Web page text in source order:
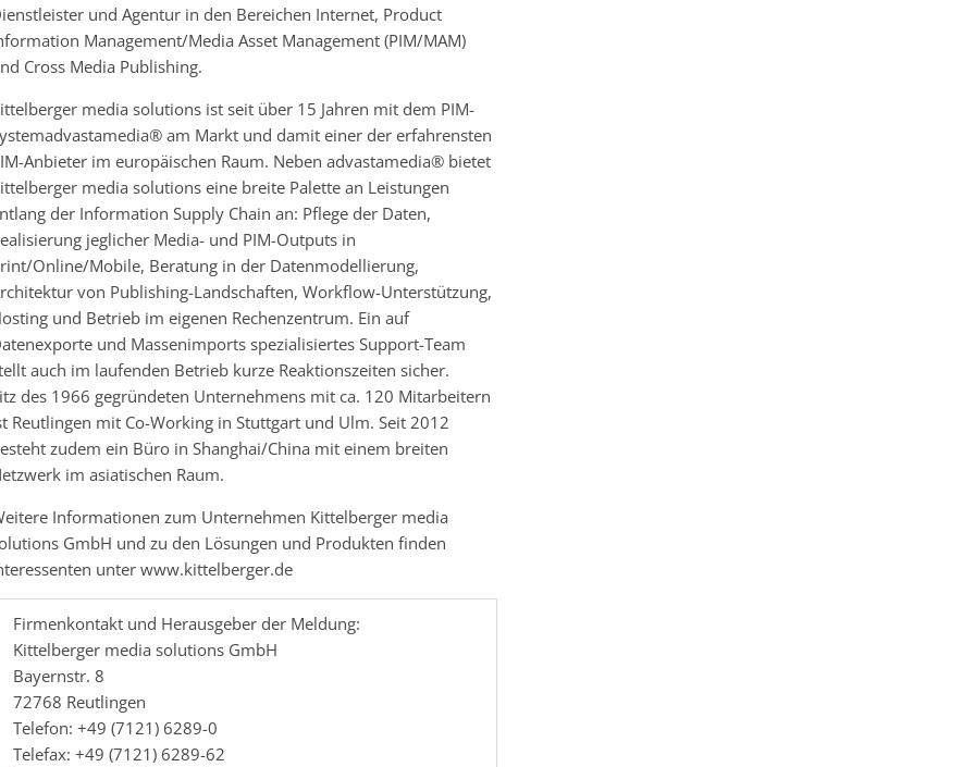
und Agentur in den Bereichen Internet, Product
Management/Media Asset Management (PIM/MAM)
Cross Media Publishing.
media solutions ist seit über 15 Jahren mit dem PIM-
am Markt und damit einer der erfahrensten
Anbieter im europäischen Raum. Neben advastamedia® bietet
media solutions eine breite Palette an Leistungen
der Information Supply Chain an: Pflege der Daten,
jeglicher Media- und PIM-Outputs in
Online/Mobile, Beratung in der Datenmodellierung,
von Publishing-Landschaften, Workflow-Unterstützung,
und Betrieb im eigenen Rechenzentrum. Ein auf
und Massenimports spezialisiertes Support-Team
auch im laufenden Betrieb kurze Reaktionszeiten sicher.
des 1966 gegründeten Unternehmens mit ca. 120 Mitarbeitern
Reutlingen mit Co-Working in Stuttgart und Ulm. Seit 2012
zudem ein Büro in Shanghai/China mit einem breiten
im asiatischen Raum.
Informationen zum Unternehmen Kittelberger media
GmbH und zu den Lösungen und Produkten finden
unter www.kittelberger.de
Firmenkontakt und Herausgeber der Meldung:
Kittelberger media solutions GmbH
Bayernstr. 8
72768 Reutlingen
Telefon: +49 (7121) 6289-0
Telefax: +49 (7121) 6289-62